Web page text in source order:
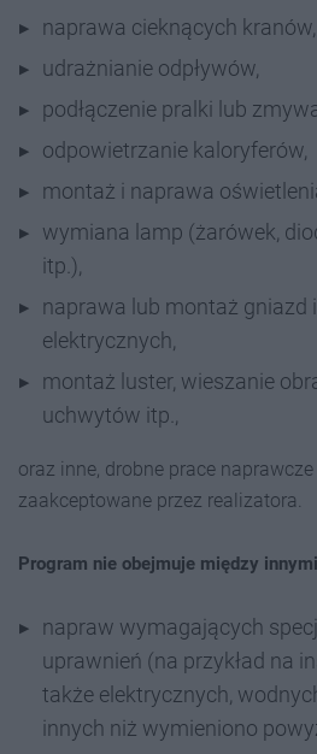
naprawa cieknących kranów,
udrażnianie odpływów,
podłączenie pralki lub
odpowietrzanie kaloryferów,
montaż i naprawa
wymiana lamp (żarówek,
itp.),
naprawa lub montaż gniazd
elektrycznych,
montaż luster, wieszanie
uchwytów itp.,
oraz inne, drobne prace
zaakceptowane przez realizatora.
Program nie obejmuje między
napraw wymagających
uprawnień (na przykład na
także elektrycznych,
innych niż wymieniono